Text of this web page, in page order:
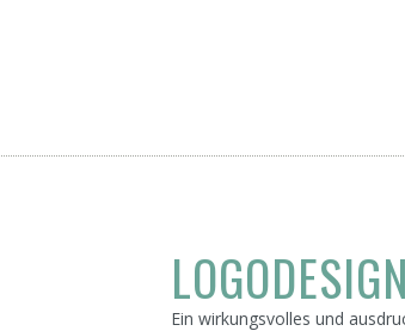
LOGODESIGN
Ein wirkungsvolles und